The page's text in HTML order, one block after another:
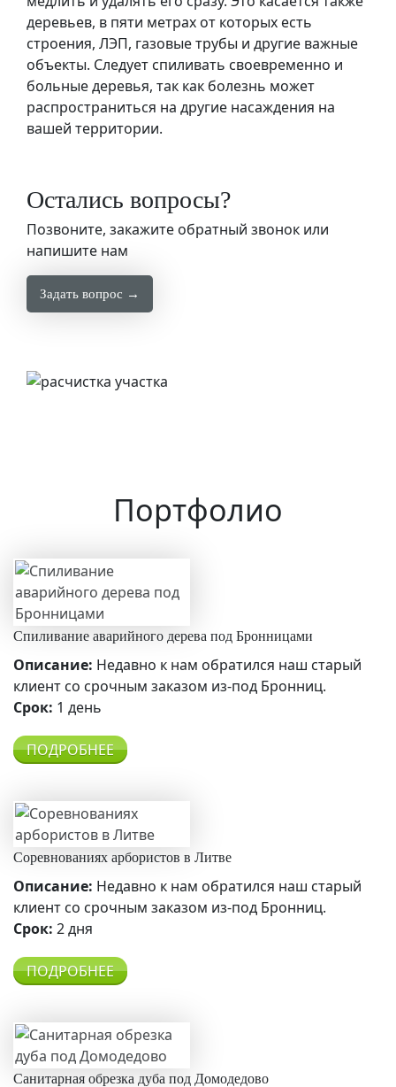
деревьев, в пяти метрах от которых есть
строения, ЛЭП, газовые трубы и другие важные
объекты. Следует спиливать своевременно и
больные деревья, так как болезнь может
распространиться на другие насаждения на
вашей территории.
Остались вопросы?
Позвоните, закажите обратный звонок или
напишите нам
Задать вопрос →
Портфолио
Спиливание аварийного дерева под Бронницами
Описание: Недавно к нам обратился наш старый
клиент со срочным заказом из-под Бронниц.
Срок: 1 день
ПОДРОБНЕЕ
Соревнованиях арбористов в Литве
Описание: Недавно к нам обратился наш старый
клиент со срочным заказом из-под Бронниц.
Срок: 2 дня
ПОДРОБНЕЕ
Санитарная обрезка дуба под Домодедово